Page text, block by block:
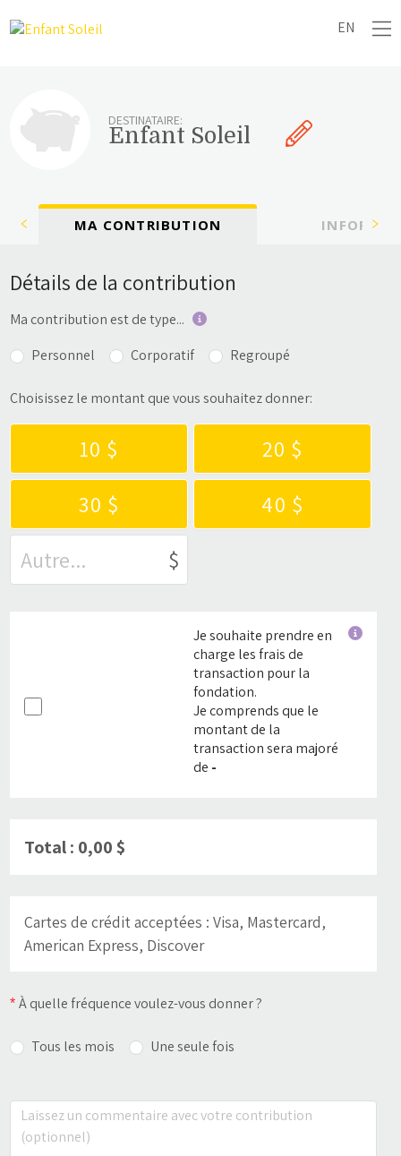
EN
Enfant Soleil
DESTINATAIRE:
MA CONTRIBUTION
Détails de la contribution
Ma contribution est de type...
Personnel
Corporatif Regroupé
Choisissez le montant que vous souhaitez donner:
10 $
20 $
30 $
40 $
$
Je souhaite prendre en
charge les frais de
transaction pour la
fondation.
Je comprends que le
montant de la
transaction sera majoré
de -
Total : 0,00 $
Cartes de crédit acceptées : Visa, Mastercard,
American Express, Discover
À quelle fréquence voulez-vous donner ?
Tous les mois Une seule fois
chaque début de période d’impôts. Ce reçu
comportera la somme des montants donnés
dans l’année.
À quelle date aimeriez-vous faire le prélèvement
automatique ?